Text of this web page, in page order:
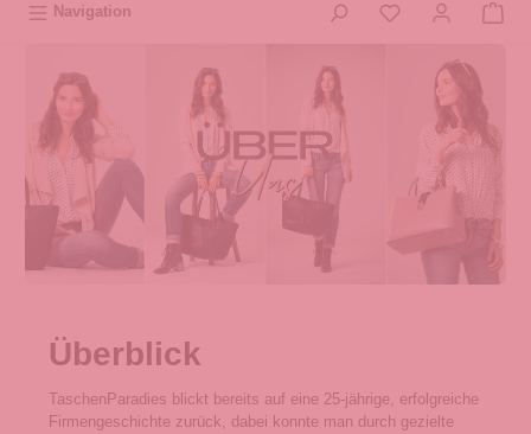
Navigation
Überblick
TaschenParadies blickt bereits auf eine 25-jährige, erfolgreiche
Firmengeschichte zurück, dabei konnte man durch gezielte